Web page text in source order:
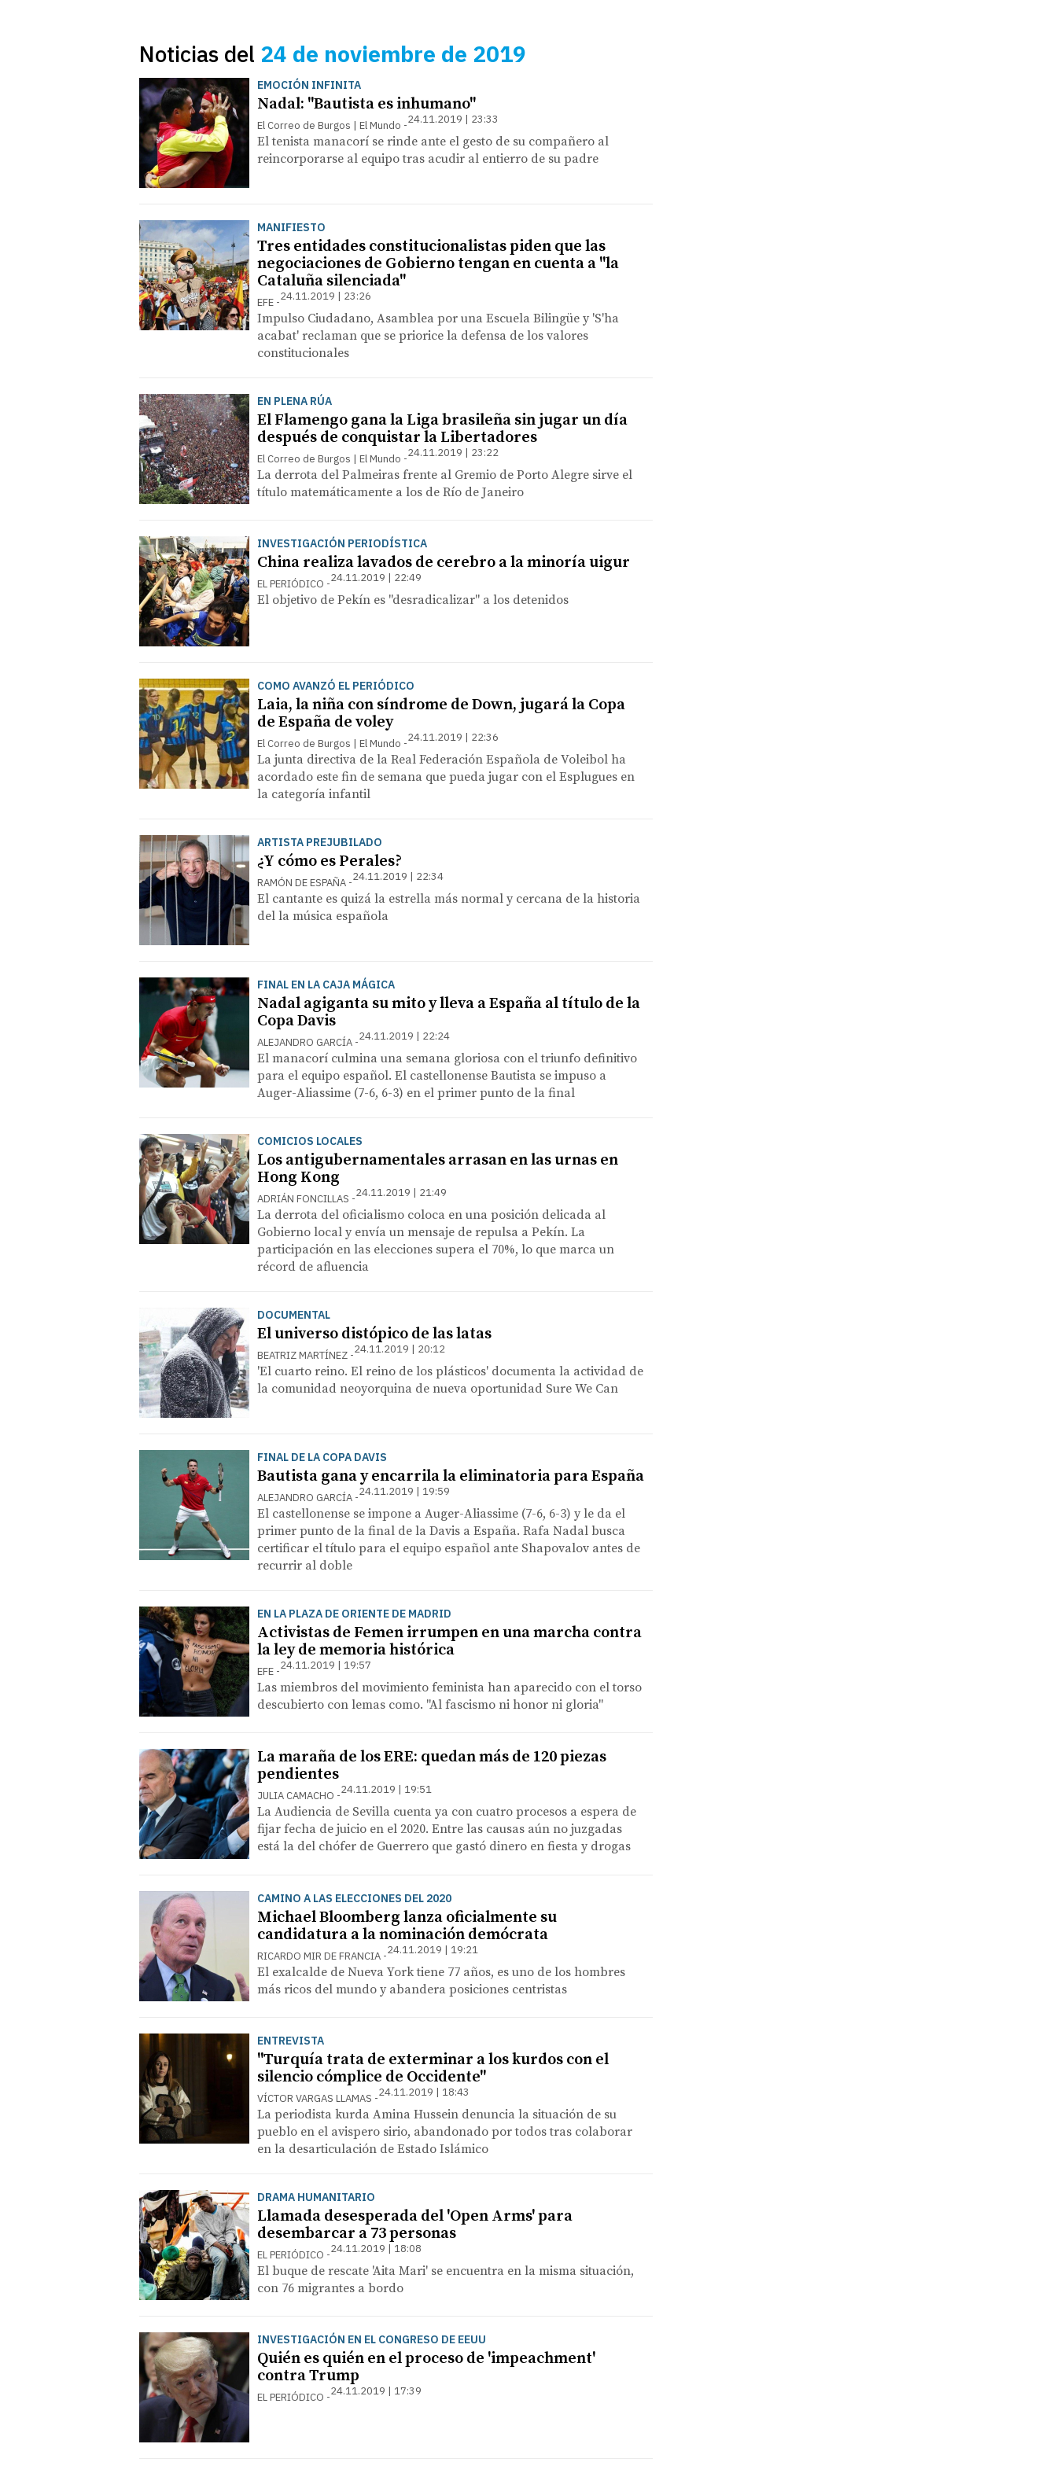
Noticias del 24 de noviembre de 2019
EMOCIÓN INFINITA
Nadal: "Bautista es inhumano"
El Correo de Burgos | El Mundo 24.11.2019 | 23:33
El tenista manacorí se rinde ante el gesto de su compañero al
reincorporarse al equipo tras acudir al entierro de su padre
MANIFIESTO
Tres entidades constitucionalistas piden que las
negociaciones de Gobierno tengan en cuenta a "la
Cataluña silenciada"
EFE 24.11.2019 | 23:26
Impulso Ciudadano, Asamblea por una Escuela Bilingüe y 'S'ha
acabat' reclaman que se priorice la defensa de los valores
constitucionales
EN PLENA RÚA
El Flamengo gana la Liga brasileña sin jugar un día
después de conquistar la Libertadores
El Correo de Burgos | El Mundo 24.11.2019 | 23:22
La derrota del Palmeiras frente al Gremio de Porto Alegre sirve el
título matemáticamente a los de Río de Janeiro
INVESTIGACIÓN PERIODÍSTICA
China realiza lavados de cerebro a la minoría uigur
EL PERIÓDICO 24.11.2019 | 22:49
El objetivo de Pekín es "desradicalizar" a los detenidos
COMO AVANZÓ EL PERIÓDICO
Laia, la niña con síndrome de Down, jugará la Copa
de España de voley
El Correo de Burgos | El Mundo 24.11.2019 | 22:36
La junta directiva de la Real Federación Española de Voleibol ha
acordado este fin de semana que pueda jugar con el Esplugues en
la categoría infantil
ARTISTA PREJUBILADO
¿Y cómo es Perales?
RAMÓN DE ESPAÑA 24.11.2019 | 22:34
El cantante es quizá la estrella más normal y cercana de la historia
del la música española
FINAL EN LA CAJA MÁGICA
Nadal agiganta su mito y lleva a España al título de la
Copa Davis
ALEJANDRO GARCÍA 24.11.2019 | 22:24
El manacorí culmina una semana gloriosa con el triunfo definitivo
para el equipo español. El castellonense Bautista se impuso a
Auger-Aliassime (7-6, 6-3) en el primer punto de la final
COMICIOS LOCALES
Los antigubernamentales arrasan en las urnas en
Hong Kong
ADRIÁN FONCILLAS 24.11.2019 | 21:49
La derrota del oficialismo coloca en una posición delicada al
Gobierno local y envía un mensaje de repulsa a Pekín. La
participación en las elecciones supera el 70%, lo que marca un
récord de afluencia
DOCUMENTAL
El universo distópico de las latas
BEATRIZ MARTÍNEZ 24.11.2019 | 20:12
'El cuarto reino. El reino de los plásticos' documenta la actividad de
la comunidad neoyorquina de nueva oportunidad Sure We Can
FINAL DE LA COPA DAVIS
Bautista gana y encarrila la eliminatoria para España
ALEJANDRO GARCÍA 24.11.2019 | 19:59
El castellonense se impone a Auger-Aliassime (7-6, 6-3) y le da el
primer punto de la final de la Davis a España. Rafa Nadal busca
certificar el título para el equipo español ante Shapovalov antes de
recurrir al doble
EN LA PLAZA DE ORIENTE DE MADRID
Activistas de Femen irrumpen en una marcha contra
la ley de memoria histórica
EFE 24.11.2019 | 19:57
Las miembros del movimiento feminista han aparecido con el torso
descubierto con lemas como. "Al fascismo ni honor ni gloria"
La maraña de los ERE: quedan más de 120 piezas
pendientes
JULIA CAMACHO 24.11.2019 | 19:51
La Audiencia de Sevilla cuenta ya con cuatro procesos a espera de
fijar fecha de juicio en el 2020. Entre las causas aún no juzgadas
está la del chófer de Guerrero que gastó dinero en fiesta y drogas
CAMINO A LAS ELECCIONES DEL 2020
Michael Bloomberg lanza oficialmente su
candidatura a la nominación demócrata
RICARDO MIR DE FRANCIA 24.11.2019 | 19:21
El exalcalde de Nueva York tiene 77 años, es uno de los hombres
más ricos del mundo y abandera posiciones centristas
ENTREVISTA
"Turquía trata de exterminar a los kurdos con el
silencio cómplice de Occidente"
VÍCTOR VARGAS LLAMAS 24.11.2019 | 18:43
La periodista kurda Amina Hussein denuncia la situación de su
pueblo en el avispero sirio, abandonado por todos tras colaborar
en la desarticulación de Estado Islámico
DRAMA HUMANITARIO
Llamada desesperada del 'Open Arms' para
desembarcar a 73 personas
EL PERIÓDICO 24.11.2019 | 18:08
El buque de rescate 'Aita Mari' se encuentra en la misma situación,
con 76 migrantes a bordo
INVESTIGACIÓN EN EL CONGRESO DE EEUU
Quién es quién en el proceso de 'impeachment'
contra Trump
EL PERIÓDICO 24.11.2019 | 17:39